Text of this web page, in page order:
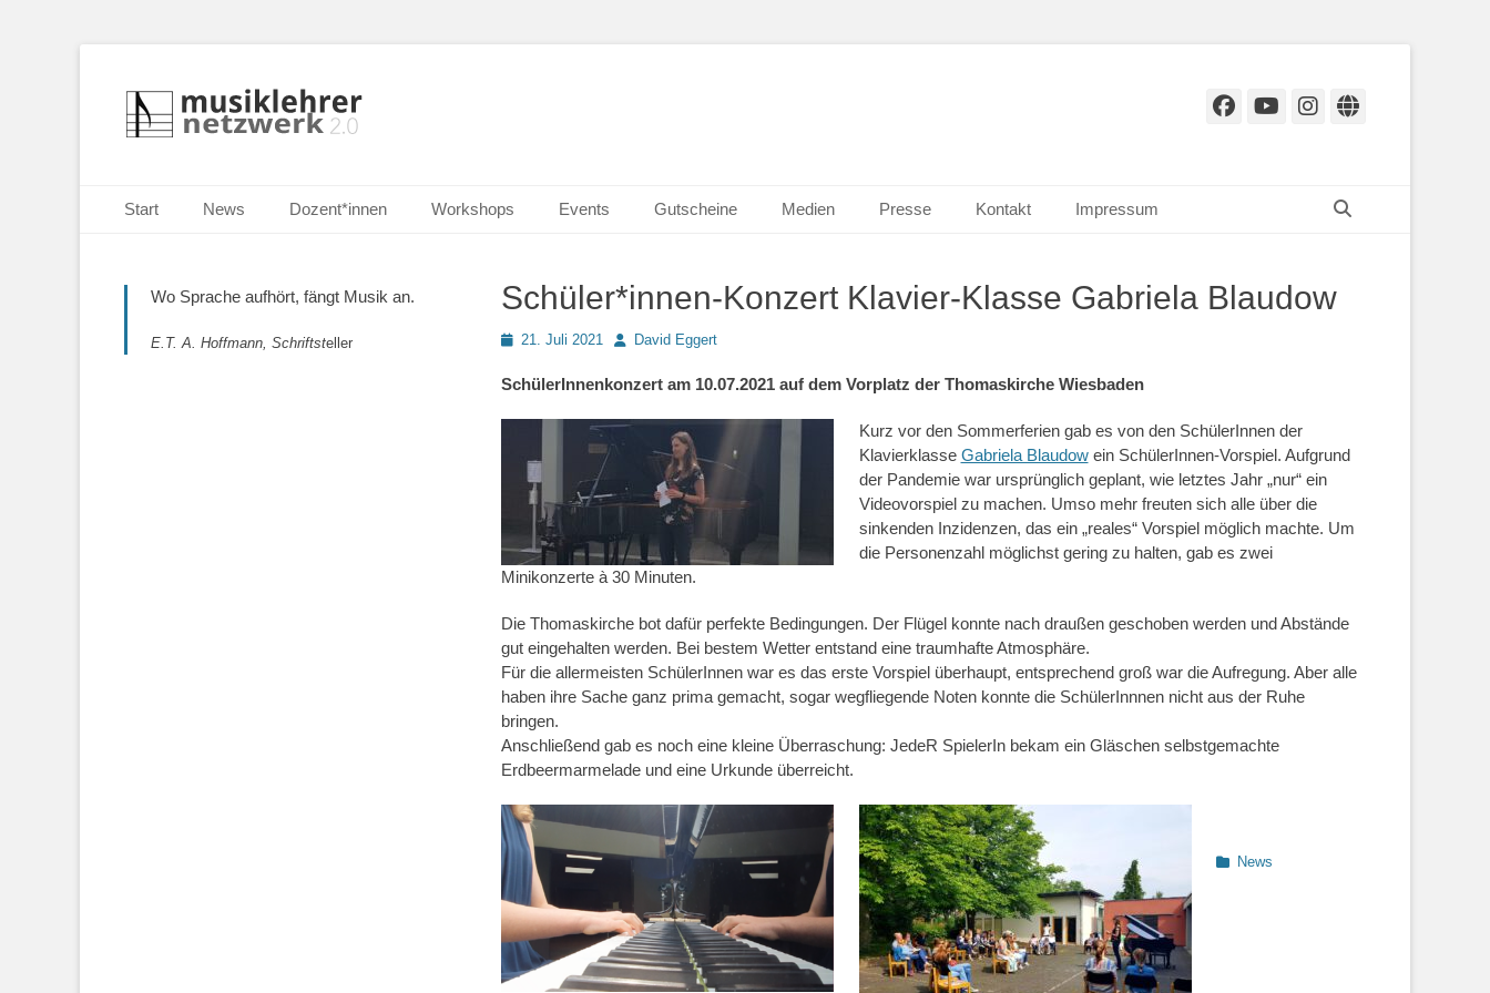
Musiklehrernetzwerk 2.0
Selbständige Musikpädagoginnen und Musikpädagogen in Wiesbaden Facebook
YouTube
Instagram
Website
Primäres Menü
Inhalt
Start News Dozent*innen Workshops Events Gutscheine Medien Presse Kontakt Impressum
Schüler*innen-Konzert Klavier-Klasse Gabriela Blaudow
Posted21. Juli 2021 AutorDavid Eggert
SchülerInnenkonzert am 10.07.2021 auf dem Vorplatz der Thomaskirche Wiesbaden
Kurz vor den Sommerferien gab es von den SchülerInnen der
Klavierklasse Gabriela Blaudowein SchülerInnen-Vorspiel. Aufgrund
der Pandemie war ursprünglich geplant, wie letztes Jahr „nur“ ein
Videovorspiel zu machen. Umso mehr freuten sich alle über die
sinkenden Inzidenzen, das ein „reales“ Vorspiel möglich machte. Um
die Personenzahl möglichst gering zu halten, gab es zwei
Minikonzerte à 30 Minuten.
Die Thomaskirche bot dafür perfekte Bedingungen. Der Flügel konnte nach draußen geschoben werden und Abstände
gut eingehalten werden. Bei bestem Wetter entstand eine traumhafte Atmosphäre.
Für die allermeisten SchülerInnen war es das erste Vorspiel überhaupt, entsprechend groß war die Aufregung. Aber alle
haben ihre Sache ganz prima gemacht, sogar wegfliegende Noten konnte die SchülerInnnen nicht aus der Ruhe
bringen.
Anschließend gab es noch eine kleine Überraschung: JedeR SpielerIn bekam ein Gläschen selbstgemachte
Erdbeermarmelade und eine Urkunde überreicht.
Kategorien
News
Wo Sprache aufhört, fängt Musik an.
E.T. A. Hoffmann, Schriftsteller